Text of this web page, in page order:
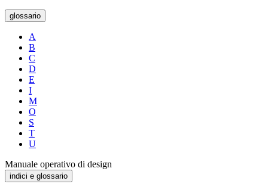
glossario
A
B
C
D
E
I
M
O
S
T
U
Manuale operativo di design
indici e glossario